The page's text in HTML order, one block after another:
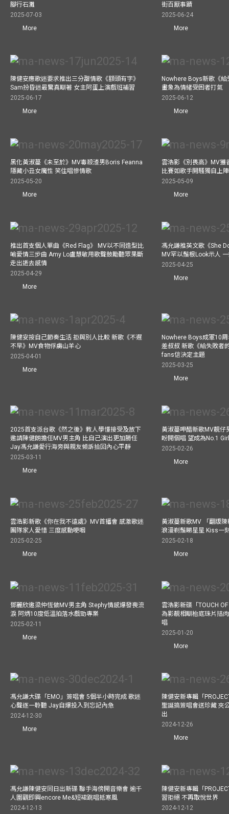
腳行石灘
2025-07-03
More
街百厭事蹟
2025-06-24
More
陳健安應歌迷要求推出三分甜情歌《額頭有字》
Sam扮昏迷最驚真瞓著 女主阿蛋上演戲班補習
2025-06-17
More
Nowhere Boys新歌《
畫象為情緒受困者打氣
2025-06-12
More
黑化黃淑蔓《未至於》MV毒殺渣男Boris Feanna
隱藏小丑女魔性 笑住唱慘情歌
2025-05-20
More
雲浩影《別畏高》MV獲
比賽如歌手開騷獨自上
2025-05-09
More
推出首支個人單曲《Red Flag》 MV以不同造型比
喻愛情三步曲 Amy Lo盧慧敏用歌聲鼓勵聽眾果斷
走出逝去感情
2025-04-29
More
馮允謙推英文歌《She
MV罕以鬚根Look示人
2025-04-25
More
陳健安按自己節奏生活 拒與別人比較 新歌《不遲
不早》MV食物俘虜山羊心
2025-04-01
More
Nowhere Boys成軍10
差叔叔 新歌《給失敗者
fans信決定主題
2025-03-25
More
2025首支派台歌《然之後》教人學懂接受及放下
邀請陳健朗擔任MV男主角 比自己演出更加勝任
Jay馮允謙愛行海旁與親友傾訴拾回內心平靜
2025-03-11
More
黃淑蔓呷醋新歌MV靚仔
盼開個唱 望成為No.1
2025-02-26
More
雲浩影新歌《你在我不遠處》MV首播會 感激歌迷
團隊家人愛惜 三度感動哽咽
2025-02-25
More
黃淑蔓新歌MV 「翻版
浪漫剃鬚睇星星 Kiss一
2025-02-18
More
鄧麗欣邀梁仲恆做MV男主角 Stephy情感爆發喪流
淚 阿炳10度低溫拍落水戲勁專業
2025-02-11
More
雲浩影新碟「TOUCH
為影靚相瞓枱底珠片拮
唱
2025-01-20
More
馮允謙大碟「EMO」簽唱會 5個半小時完成 歌迷
心聲逐一聆聽 Jay自爆投入到忘記內急
2024-12-30
More
陳健安新專輯「
聖誕搞簽唱會送珍藏 夾
出
2024-12-26
More
馮允謙陳健安同日出新碟 聯手海傍開音樂會 逾千
人圍觀即興encore Me&短裙跳唱抵寒風
2024-12-13
陳健安新專輯「
習拒絕 不再取悅世界
2024-12-12